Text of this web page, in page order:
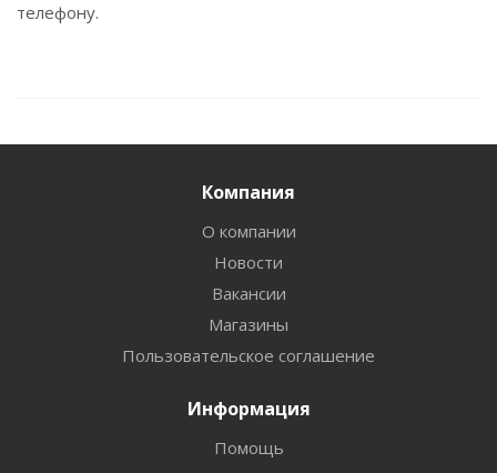
телефону.
Компания
О компании
Новости
Вакансии
Магазины
Пользовательское соглашение
Информация
Помощь